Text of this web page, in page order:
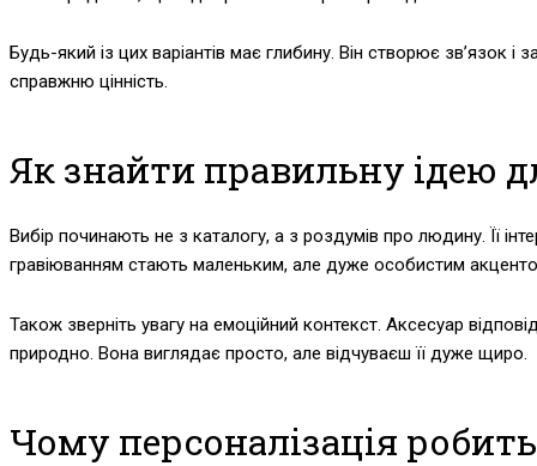
Будь-який із цих варіантів має глибину. Він створює зв’язок
справжню цінність.
Як знайти правильну ідею
Вибір починають не з каталогу, а з роздумів про людину. Її
гравіюванням стають маленьким, але дуже особистим
Також зверніть увагу на емоційний контекст. Аксесуар
природно. Вона виглядає просто, але відчуваєш її дуже щиро.
Чому персоналізація